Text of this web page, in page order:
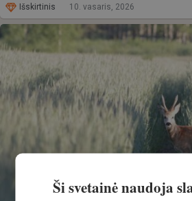
Išskirtinis 10. vasaris, 2026
Ši svetainė naudoja